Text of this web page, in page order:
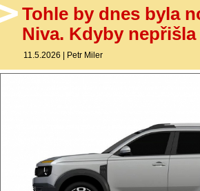
Tohle by dnes byla
Niva. Kdyby nepřišla
11.5.2026 | Petr Miler